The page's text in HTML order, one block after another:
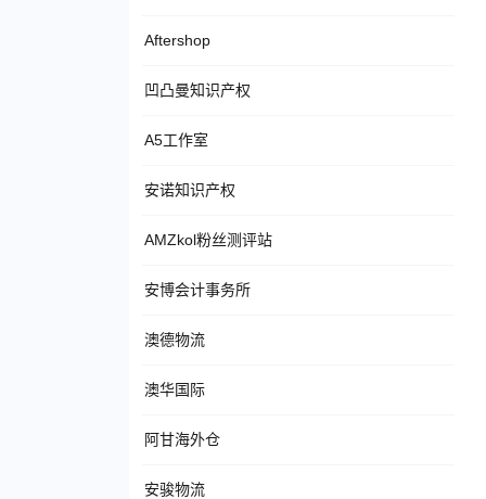
Aftershop
凹凸曼知识产权
A5工作室
安诺知识产权
AMZkol粉丝测评站
安博会计事务所
澳德物流
澳华国际
阿甘海外仓
安骏物流